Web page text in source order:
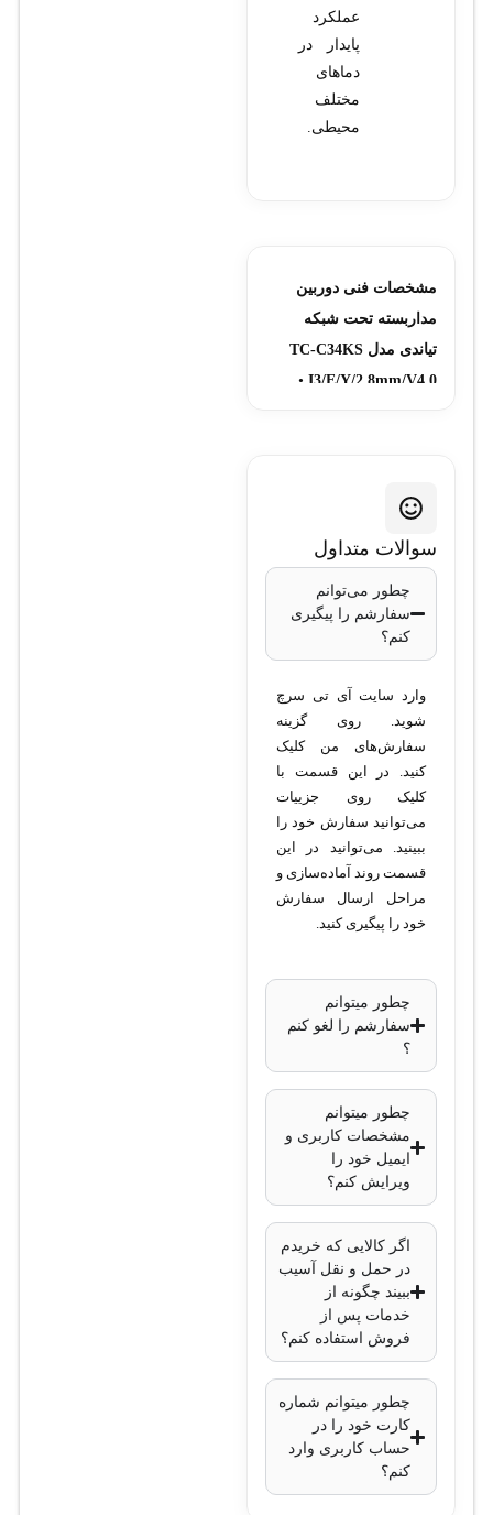
عملکرد
پایدار در
دماهای
مختلف
محیطی.
مشخصات فنی دوربین
مداربسته تحت شبکه
تیاندی مدل TC-C34KS
I3/E/Y/2.8mm/V4.0
•
2.8 میلی‌متر • دید در شب:
استاندارد حفاظتی: IP67
(مقاوم در برابر آب و
گردوغبار) • فشرده‌سازی
ویدیو: H.265 / H.264 •
پشتیبانی از PoE: بله •
دمای کاری: -30 تا +60
درجه سانتی‌گراد • منبع
تغذیه: DC 12V یا PoE •
وزن: 500 گرم • ابعاد:
160x70x70 میلی‌متر
سوالات متداول
چطور می‌توانم
سفارشم را پیگیری
کنم؟
وارد سایت آی تی سرچ
شوید. روی گزینه
سفارش‌های من کلیک
کنید. در این قسمت با
کلیک روی جزییات
می‌توانید سفارش خود را
ببینید. می‌توانید در این
قسمت روند آماده‌سازی و
مراحل ارسال سفارش
خود را پیگیری کنید.
چطور میتوانم
سفارشم را لغو کنم
؟
چطور میتوانم
مشخصات کاربری و
ایمیل خود را
ویرایش کنم؟
اگر کالایی که خریدم
در حمل و نقل آسیب
ببیند چگونه از
خدمات پس از
فروش استفاده کنم؟
چطور میتوانم شماره
کارت خود را در
حساب کاربری وارد
کنم؟